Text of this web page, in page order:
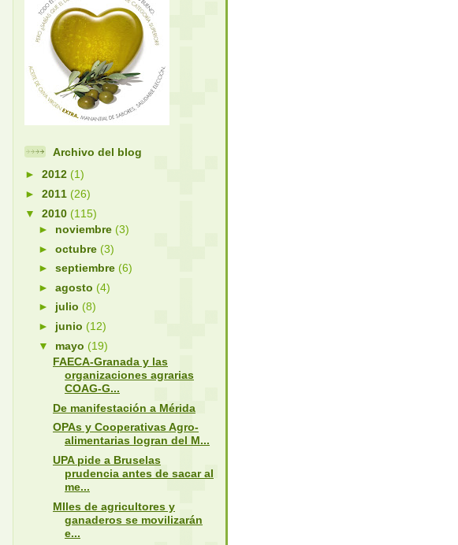
Archivo del blog
► 2012 (1)
► 2011 (26)
▼ 2010 (115)
► noviembre (3)
►octubre (3)
►septiembre (6)
►agosto (4)
► julio (8)
► junio (12)
▼ mayo (19)
FAECA-Granada y las
organizaciones agrarias
COAG-G...
De manifestación a Mérida
OPAs y Cooperativas Agro-
alimentarias logran del M...
UPA pide a Bruselas
prudencia antes de sacar al
me...
MIles de agricultores y
ganaderos se movilizarán
e...